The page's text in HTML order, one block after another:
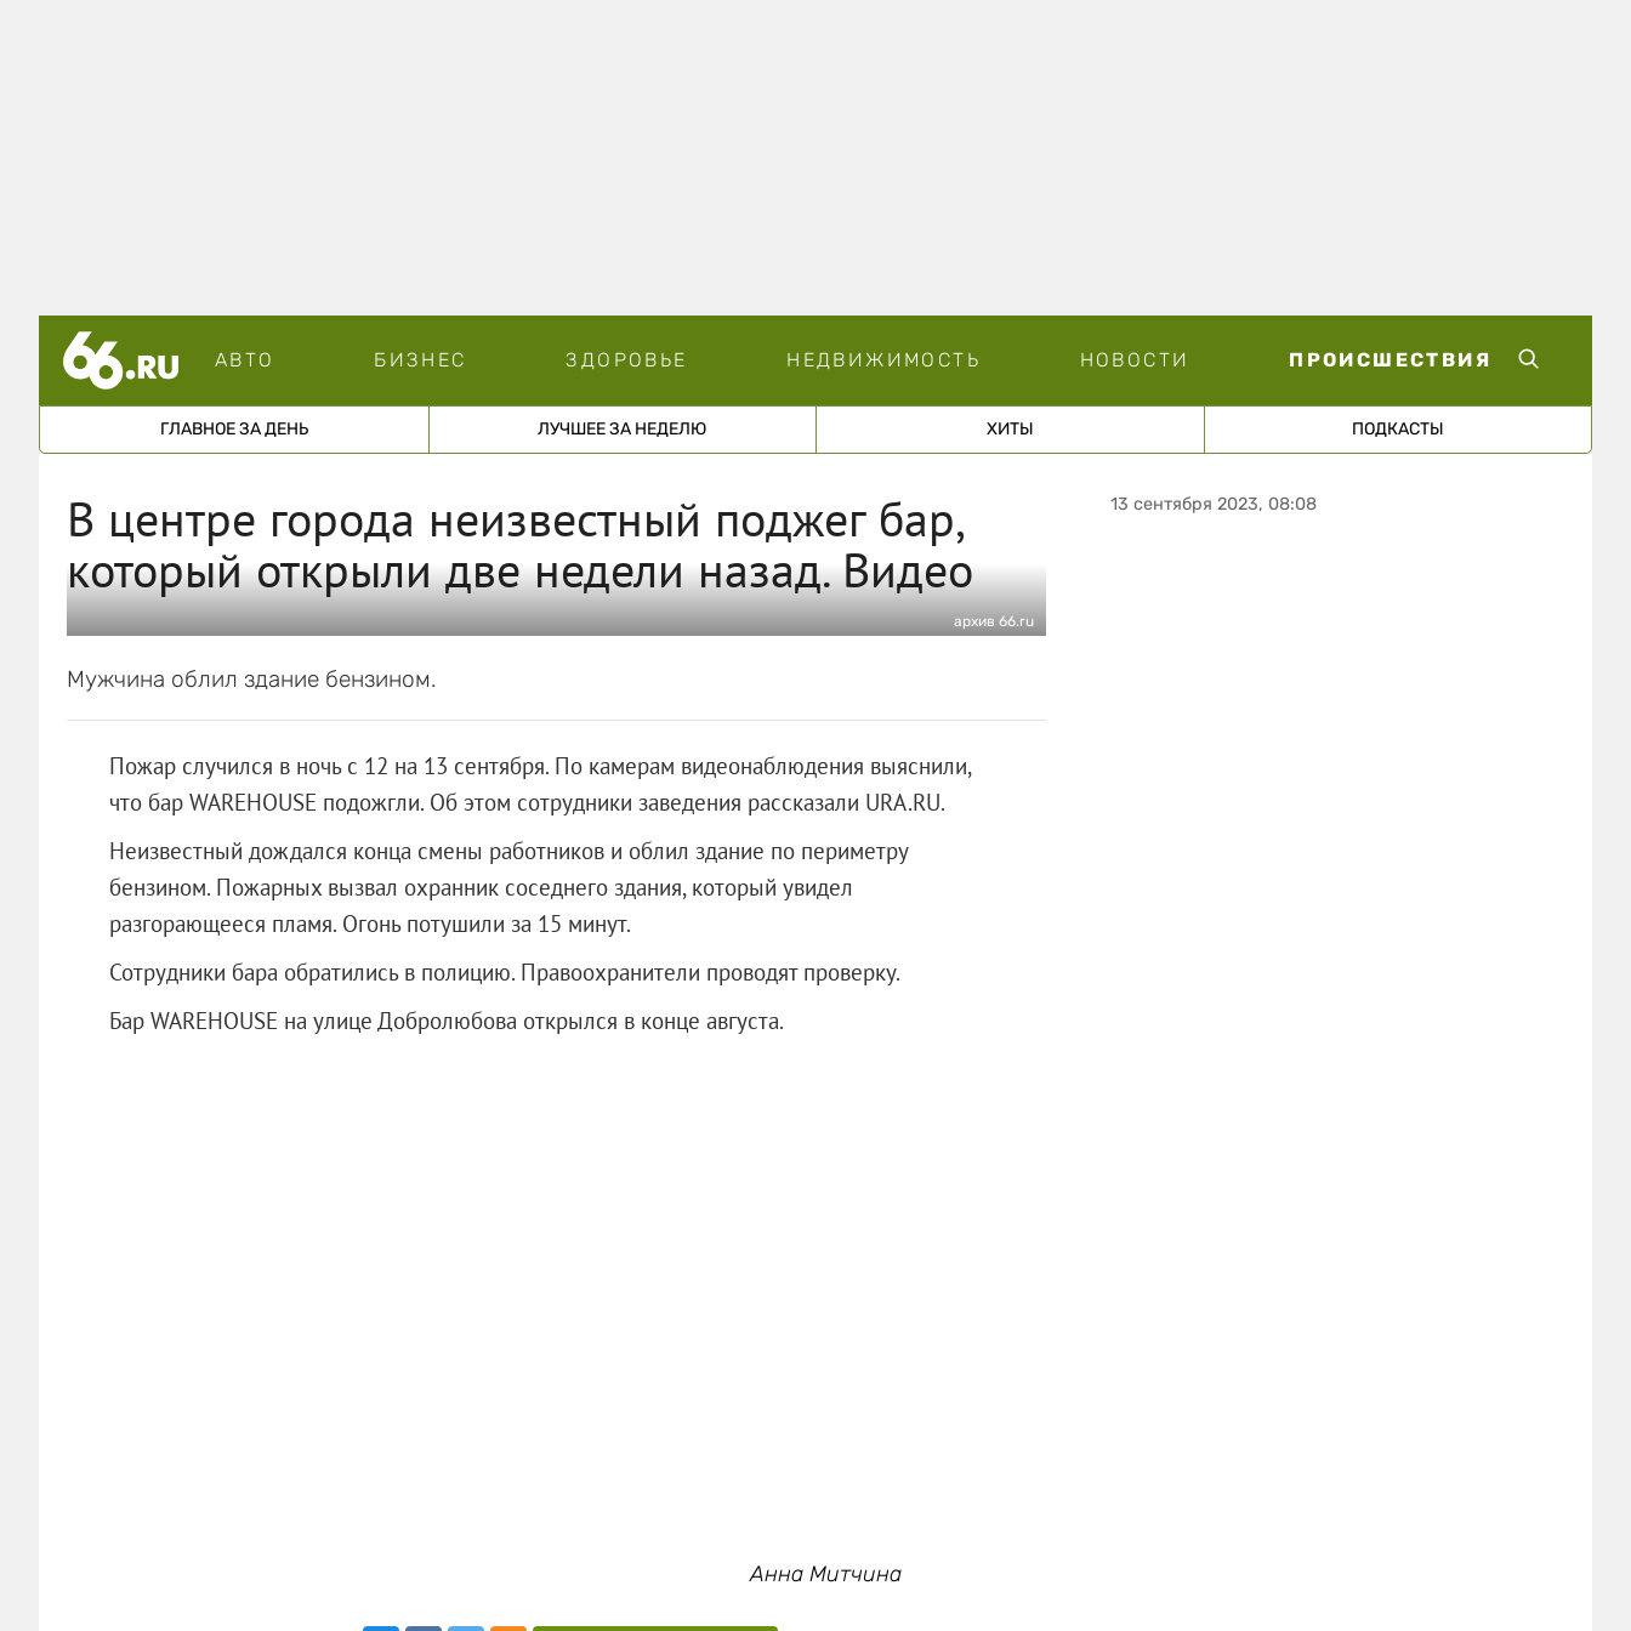
АВТО БИЗНЕС ЗДОРОВЬЕ НЕДВИЖИМОСТЬ НОВОСТИ ПРОИСШЕСТВИЯ
ГЛАВНОЕ ЗА ДЕНЬ ЛУЧШЕЕ ЗА НЕДЕЛЮ ХИТЫ ПОДКАСТЫ
В центре города неизвестный поджег бар,
который открыли две недели назад. Видео
архив 66.ru
Мужчина облил здание бензином.
Пожар случился в ночь с 12 на 13 сентября. По камерам видеонаблюдения выяснили,
что бар WAREHOUSE подожгли. Об этом сотрудники заведения рассказали URA.RU.
Неизвестный дождался конца смены работников и облил здание по периметру
бензином. Пожарных вызвал охранник соседнего здания, который увидел
разгорающееся пламя. Огонь потушили за 15 минут.
Сотрудники бара обратились в полицию. Правоохранители проводят проверку.
Бар WAREHOUSE на улице Добролюбова открылся в конце августа.
Анна Митчина
13 сентября 2023, 08:08